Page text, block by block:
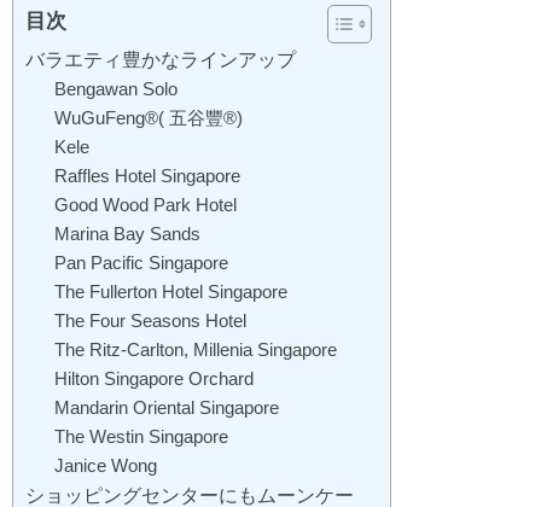
目次
バラエティ豊かなラインアップ
Bengawan Solo
WuGuFeng®( 五谷豐®)
Kele
Raffles Hotel Singapore
Good Wood Park Hotel
Marina Bay Sands
Pan Pacific Singapore
The Fullerton Hotel Singapore
The Four Seasons Hotel
The Ritz-Carlton, Millenia Singapore
Hilton Singapore Orchard
Mandarin Oriental Singapore
The Westin Singapore
Janice Wong
ショッピングセンターにもムーンケー